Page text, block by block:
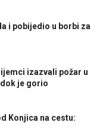
i pobijedio u borbi za
izazvali požar u
je gorio
Konjica na cestu: